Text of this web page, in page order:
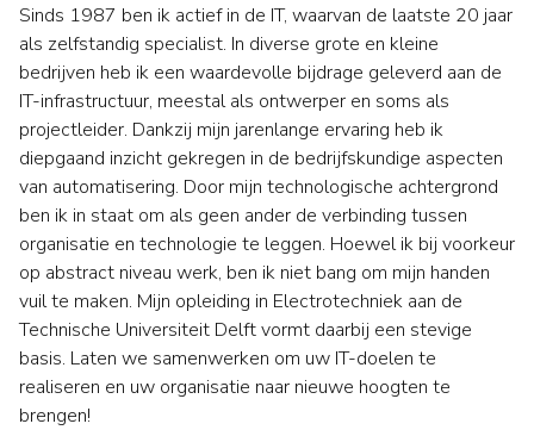
Sinds 1987 ben ik actief in de IT, waarvan de laatste 20 jaar
als zelfstandig specialist. In diverse grote en kleine
bedrijven heb ik een waardevolle bijdrage geleverd aan de
IT-infrastructuur, meestal als ontwerper en soms als
projectleider. Dankzij mijn jarenlange ervaring heb ik
diepgaand inzicht gekregen in de bedrijfskundige aspecten
van automatisering. Door mijn technologische achtergrond
ben ik in staat om als geen ander de verbinding tussen
organisatie en technologie te leggen. Hoewel ik bij voorkeur
op abstract niveau werk, ben ik niet bang om mijn handen
vuil te maken. Mijn opleiding in Electrotechniek aan de
Technische Universiteit Delft vormt daarbij een stevige
basis. Laten we samenwerken om uw IT-doelen te
realiseren en uw organisatie naar nieuwe hoogten te
brengen!